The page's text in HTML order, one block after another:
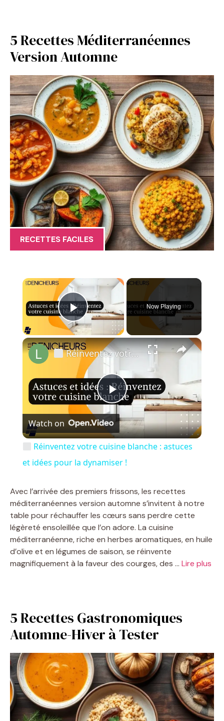
5 Recettes Méditerranéennes
Version Automne
RECETTES FACILES
×
Play Video
Now Playing
×
P
l
a
y
V
i
e
o
Réinventez votre cuisine blanche : astuces et idées pour la dynamiser !
Watch on
Réinventez votre cuisine blanche : astuces
et idées pour la dynamiser !
Avec l’arrivée des premiers frissons, les recettes
méditerranéennes version automne s’invitent à notre
table pour réchauffer les cœurs sans perdre cette
légèreté ensoleillée que l’on adore. La cuisine
méditerranéenne, riche en herbes aromatiques, en huile
d’olive et en légumes de saison, se réinvente
magnifiquement à la faveur des courges, des … Lire plus
5 Recettes Gastronomiques
Automne-Hiver à Tester